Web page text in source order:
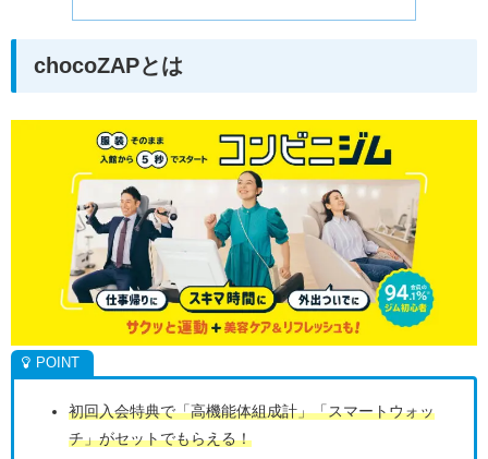
chocoZAPとは
初回入会特典で「高機能体組成計」「スマートウォッ
チ」がセットでもらえる！